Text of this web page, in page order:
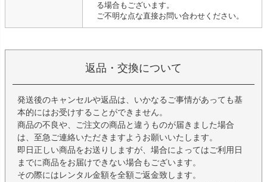
る場合もございます。
ご不明な点な直接お問い合わせください。
返品・交換について
発送後のキャンセルや返品は、いかなるご事情があっても基
本的にはお受けすることができません。
商品の不良や、ご注文の商品と違うものが届きました場合
は、至急ご連絡いただきますようお願いいたします。
即日正しい商品をお送りしますが、場合によってはご利用日
までに商品をお届けできない場合もございます。
その際にはレンタル金額を全額ご返金致します。